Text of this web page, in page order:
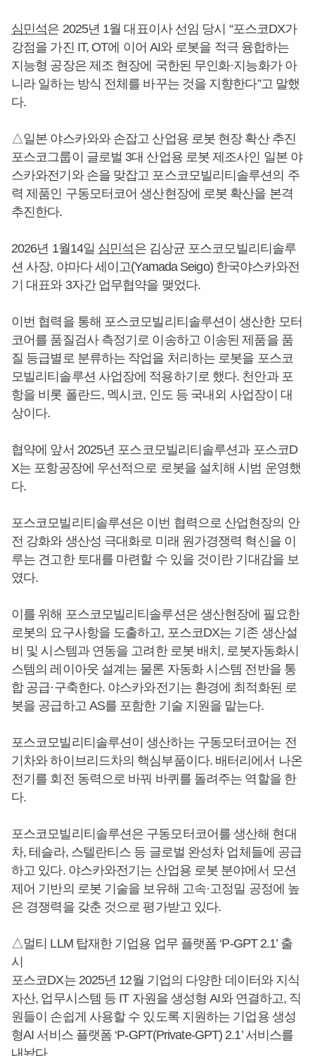
심민석은 2025년 1월 대표이사 선임 당시 “포스코DX가
강점을 가진 IT, OT에 이어 AI와 로봇을 적극 융합하는
지능형 공장은 제조 현장에 국한된 무인화·지능화가 아
니라 일하는 방식 전체를 바꾸는 것을 지향한다”고 말했
다.
△일본 야스카와와 손잡고 산업용 로봇 현장 확산 추진
포스코그룹이 글로벌 3대 산업용 로봇 제조사인 일본 야
스카와전기와 손을 맞잡고 포스코모빌리티솔루션의 주
력 제품인 구동모터코어 생산현장에 로봇 확산을 본격
추진한다.
2026년 1월14일 심민석은 김상균 포스코모빌리티솔루
션 사장, 야마다 세이고(Yamada Seigo) 한국야스카와전
기 대표와 3자간 업무협약을 맺었다.
이번 협력을 통해 포스코모빌리티솔루션이 생산한 모터
코어를 품질검사 측정기로 이송하고 이송된 제품을 품
질 등급별로 분류하는 작업을 처리하는 로봇을 포스코
모빌리티솔루션 사업장에 적용하기로 했다. 천안과 포
항을 비롯 폴란드, 멕시코, 인도 등 국내외 사업장이 대
상이다.
협약에 앞서 2025년 포스코모빌리티솔루션과 포스코D
X는 포항공장에 우선적으로 로봇을 설치해 시범 운영했
다.
포스코모빌리티솔루션은 이번 협력으로 산업현장의 안
전 강화와 생산성 극대화로 미래 원가경쟁력 혁신을 이
루는 견고한 토대를 마련할 수 있을 것이란 기대감을 보
였다.
이를 위해 포스코모빌리티솔루션은 생산현장에 필요한
로봇의 요구사항을 도출하고, 포스코DX는 기존 생산설
비 및 시스템과 연동을 고려한 로봇 배치, 로봇자동화시
스템의 레이아웃 설계는 물론 자동화 시스템 전반을 통
합 공급·구축한다. 야스카와전기는 환경에 최적화된 로
봇을 공급하고 AS를 포함한 기술 지원을 맡는다.
포스코모빌리티솔루션이 생산하는 구동모터코어는 전
기차와 하이브리드차의 핵심부품이다. 배터리에서 나온
전기를 회전 동력으로 바꿔 바퀴를 돌려주는 역할을 한
다.
포스코모빌리티솔루션은 구동모터코어를 생산해 현대
차, 테슬라, 스텔란티스 등 글로벌 완성차 업체들에 공급
하고 있다. 야스카와전기는 산업용 로봇 분야에서 모션
제어 기반의 로봇 기술을 보유해 고속·고정밀 공정에 높
은 경쟁력을 갖춘 것으로 평가받고 있다.
△멀티 LLM 탑재한 기업용 업무 플랫폼 ‘P-GPT 2.1’ 출
시
포스코DX는 2025년 12월 기업의 다양한 데이터와 지식
자산, 업무시스템 등 IT 자원을 생성형 AI와 연결하고, 직
원들이 손쉽게 사용할 수 있도록 지원하는 기업용 생성
형AI 서비스 플랫폼 ‘P-GPT(Private-GPT) 2.1’ 서비스를
내놨다.